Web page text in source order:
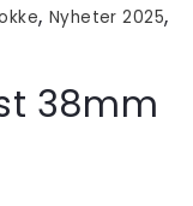
, Nyheter 2025,
38mm